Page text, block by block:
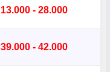
13.000 - 28.000
39.000 - 42.000